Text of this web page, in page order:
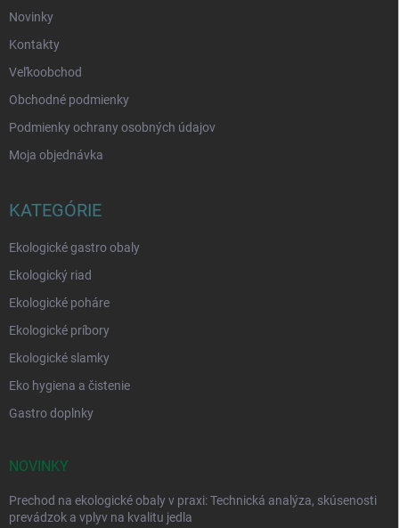
Novinky
Kontakty
Veľkoobchod
Obchodné podmienky
Podmienky ochrany osobných údajov
Moja objednávka
KATEGÓRIE
Ekologické gastro obaly
Ekologický riad
Ekologické poháre
Ekologické príbory
Ekologické slamky
Eko hygiena a čistenie
Gastro doplnky
NOVINKY
Prechod na ekologické obaly v praxi: Technická analýza, skúsenosti
prevádzok a vplyv na kvalitu jedla